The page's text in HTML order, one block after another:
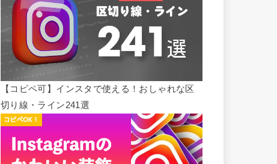
【コピペ可】インスタで使える！おしゃれな区
切り線・ライン241選